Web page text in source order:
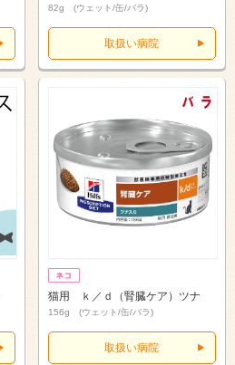
82g (ウェット/缶/バラ)
取扱い病院
猫用 ｋ／ｄ（腎臓ケア）ツナ
156g (ウェット/缶/バラ)
取扱い病院